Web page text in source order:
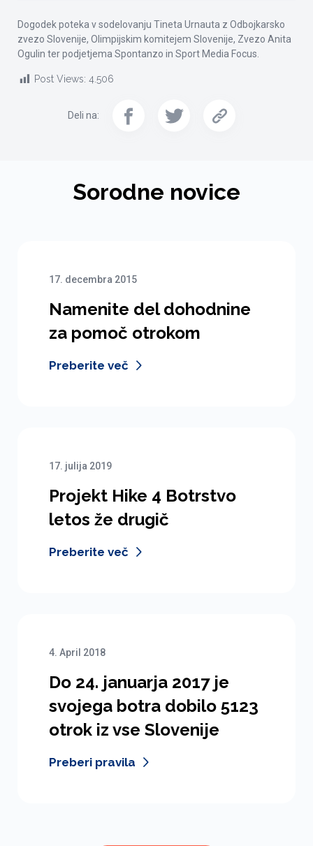
Dogodek poteka v sodelovanju Tineta Urnauta z Odbojkarsko
zvezo Slovenije, Olimpijskim komitejem Slovenije, Zvezo Anita
Ogulin ter podjetjema Spontanzo in Sport Media Focus.
Post Views: 4.506
Deli na:
Sorodne novice
17. decembra 2015
Namenite del dohodnine
za pomoč otrokom
Preberite več
17. julija 2019
Projekt Hike 4 Botrstvo
letos že drugič
Preberite več
4. April 2018
Do 24. januarja 2017 je
svojega botra dobilo 5123
otrok iz vse Slovenije
Preberi pravila